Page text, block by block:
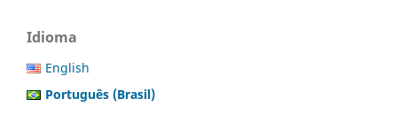
Idioma
English
Português (Brasil)